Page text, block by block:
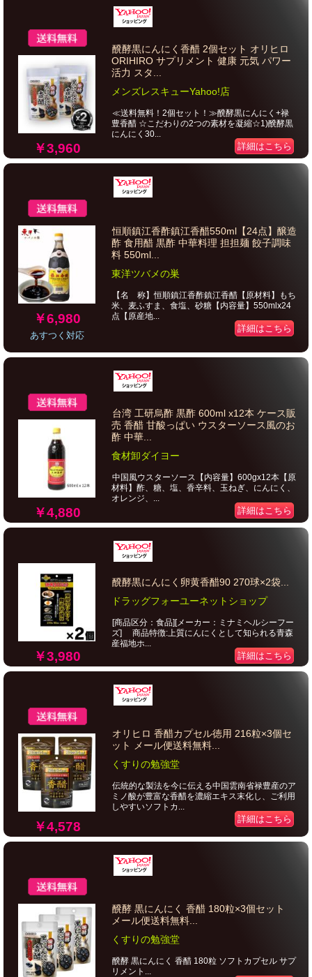
￥3,960
醗酵黒にんにく香醋 2個セット オリヒロ
ORIHIRO サプリメント 健康 元気 パワー
活力 スタ...
メンズレスキューYahoo!店
≪送料無料！2個セット！≫醗酵黒にんにく+禄
豊香醋 ☆こだわりの2つの素材を凝縮☆1)醗酵黒
にんにく30...
詳細はこちら
￥6,980
あすつく対応
恒順鎮江香酢鎮江香醋550ml【24点】醸造
酢 食用醋 黒酢 中華料理 担担麺 餃子調味
料 550ml...
東洋ツバメの巣
【名 称】恒順鎮江香酢鎮江香醋【原材料】もち
米、麦ふすま、食塩、砂糖【内容量】550mlx24
点【原産地...
詳細はこちら
￥4,880
台湾 工研烏酢 黒酢 600ml x12本 ケース販
売 香醋 甘酸っぱい ウスターソース風のお
酢 中華...
食材卸ダイヨー
中国風ウスターソース【内容量】600gx12本【原
材料】酢、糖、塩、香辛料、玉ねぎ、にんにく、
オレンジ、...
詳細はこちら
￥3,980
醗酵黒にんにく卵黄香醋90 270球×2袋...
ドラッグフォーユーネットショップ
[商品区分：食品][メーカー：ミナミヘルシーフー
ズ] 商品特徴:上質にんにくとして知られる青森
産福地ホ...
詳細はこちら
￥4,578
オリヒロ 香醋カプセル徳用 216粒×3個セ
ット メール便送料無料...
くすりの勉強堂
伝統的な製法を今に伝える中国雲南省禄豊産のア
ミノ酸が豊富な香醋を濃縮エキス末化し、ご利用
しやすいソフトカ...
詳細はこちら
醗酵 黒にんにく 香醋 180粒×3個セット
メール便送料無料...
くすりの勉強堂
醗酵 黒にんにく 香醋 180粒 ソフトカプセル サプ
リメント...